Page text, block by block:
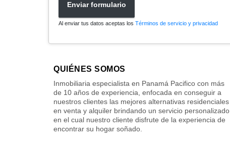
Enviar formulario
Al enviar tus datos aceptas los Términos de servicio y privacidad
QUIÉNES SOMOS
Inmobiliaria especialista en Panamá Pacifico con más
de 10 años de experiencia, enfocada en conseguir a
nuestros clientes las mejores alternativas residenciales
en venta y alquiler brindando un servicio personalizado
en el cual nuestro cliente disfrute de la experiencia de
encontrar su hogar soñado.